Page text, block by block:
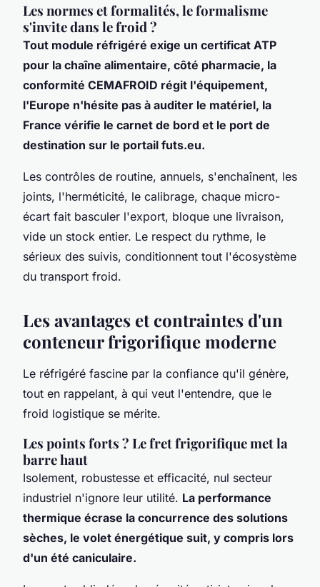
Les normes et formalités, le formalisme
s'invite dans le froid ?
Tout module réfrigéré exige un certificat ATP
pour la chaîne alimentaire, côté pharmacie, la
conformité CEMAFROID régit l'équipement,
l'Europe n'hésite pas à auditer le matériel, la
France vérifie le carnet de bord et le port de
destination sur le portail futs.eu.
Les contrôles de routine, annuels, s'enchaînent, les
joints, l'herméticité, le calibrage, chaque micro-
écart fait basculer l'export, bloque une livraison,
vide un stock entier. Le respect du rythme, le
sérieux des suivis, conditionnent tout l'écosystème
du transport froid.
Les avantages et contraintes d'un
conteneur frigorifique moderne
Le réfrigéré fascine par la confiance qu'il génère,
tout en rappelant, à qui veut l'entendre, que le
froid logistique se mérite.
Les points forts ? Le fret frigorifique met la
barre haut
Isolement, robustesse et efficacité, nul secteur
industriel n'ignore leur utilité. La performance
thermique écrase la concurrence des solutions
sèches, le volet énergétique suit, y compris lors
d'un été caniculaire.